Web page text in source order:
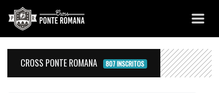
CROSS PONTE ROMANA 807 INSCRITOS